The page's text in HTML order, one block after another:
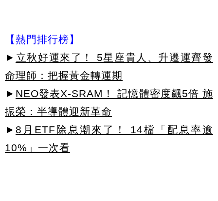
【熱門排行榜】
► 立秋好運來了！ 5星座貴人、升遷運齊發
命理師：把握黃金轉運期
► NEO發表X-SRAM！ 記憶體密度飆5倍 施
振榮：半導體迎新革命
► 8月ETF除息潮來了！ 14檔「配息率逾
10%」一次看